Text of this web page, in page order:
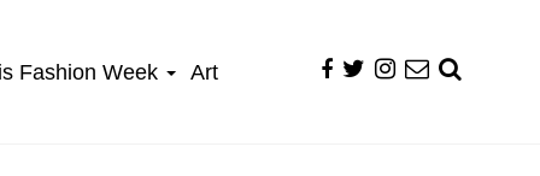
Fashion Week Art